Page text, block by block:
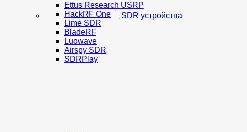
SDR устройства
Ettus Research USRP
HackRF One
Lime SDR
BladeRF
Luowave
Airspy SDR
SDRPlay